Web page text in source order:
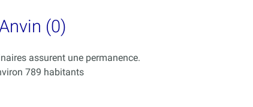
(0)
assurent une permanence.
789 habitants